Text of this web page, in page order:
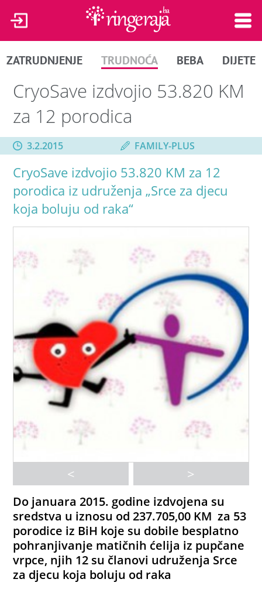
ZATRUDNJENJE TRUDNOĆA BEBA DIJETE
CryoSave izdvojio 53.820 KM
za 12 porodica
3.2.2015 FAMILY-PLUS
CryoSave izdvojio 53.820 KM za 12
porodica iz udruženja „Srce za djecu
koja boluju od raka“
< >
Do januara 2015. godine izdvojena su
sredstva u iznosu od 237.705,00 KM za 53
porodice iz BiH koje su dobile besplatno
pohranjivanje matičnih ćelija iz pupčane
vrpce, njih 12 su članovi udruženja Srce
za djecu koja boluju od raka